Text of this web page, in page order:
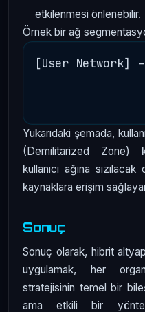
etkilenmesi önlenebilir.
Örnek bir ağ
[User
Yukarıdaki şemada,
(Demilitarized Zone)
kullanıcı ağına
kaynaklara erişim
Sonuç
Sonuç olarak, hibrit
uygulamak, her
stratejisinin temel bir
ama etkili bir